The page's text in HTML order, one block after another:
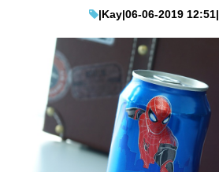
|Kay|06-06-2019 12:51|